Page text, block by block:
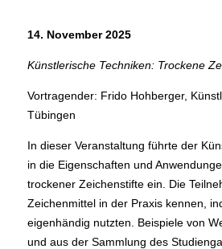
14. November 2025
Künstlerische Techniken: Trockene
Vortragender: Frido Hohberger,
Tübingen
In dieser Veranstaltung führte der
in die Eigenschaften und
trockener Zeichenstifte ein. Die
Zeichenmittel in der Praxis kennen,
eigenhändig nutzten. Beispiele von
und aus der Sammlung des